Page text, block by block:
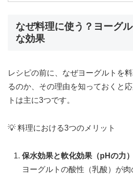
なぜ料理に使う？ヨーグル
な効果
レシピの前に、なぜヨーグルトを
るのか、その理由を知っておくと
トは主に3つです。
💡 料理における3つのメリット
保水効果と軟化効果（pHの力）
ヨーグルトの酸性（乳酸）が肉